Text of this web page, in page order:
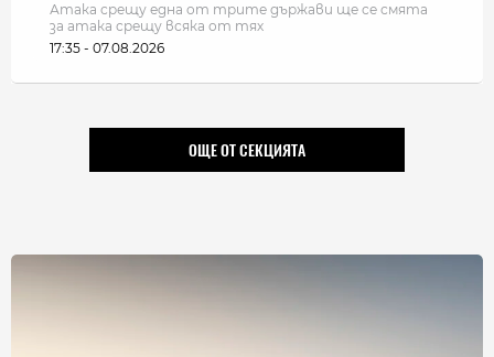
Атака срещу една от трите държави ще се смята
за атака срещу всяка от тях
17:35 - 07.08.2026
ОЩЕ ОТ СЕКЦИЯТА